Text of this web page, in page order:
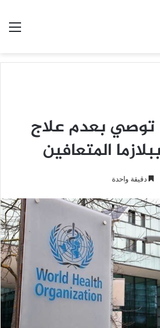
بعدم علاج
المتعافين
دقيقة واحدة